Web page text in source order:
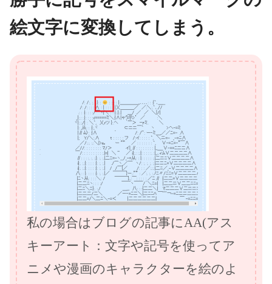
絵文字に変換してしまう。
私の場合はブログの記事にAA(アス
キーアート：文字や記号を使ってア
ニメや漫画のキャラクターを絵のよ